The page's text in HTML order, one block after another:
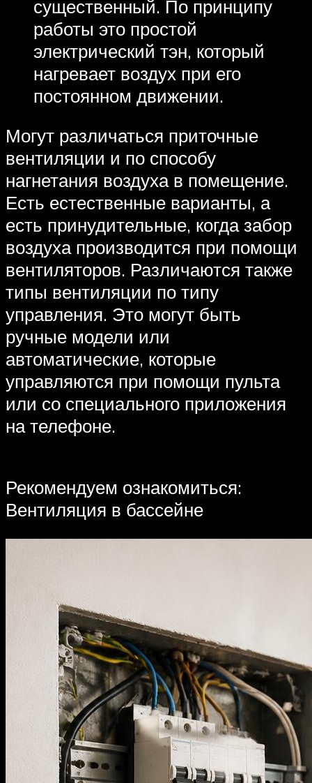
существенный. По принципу
работы это простой
электрический тэн, который
нагревает воздух при его
постоянном движении.
Могут различаться приточные
вентиляции и по способу
нагнетания воздуха в помещение.
Есть естественные варианты, а
есть принудительные, когда забор
воздуха производится при помощи
вентиляторов. Различаются также
типы вентиляции по типу
управления. Это могут быть
ручные модели или
автоматические, которые
управляются при помощи пульта
или со специального приложения
на телефоне.
Рекомендуем ознакомиться:
Вентиляция в бассейне